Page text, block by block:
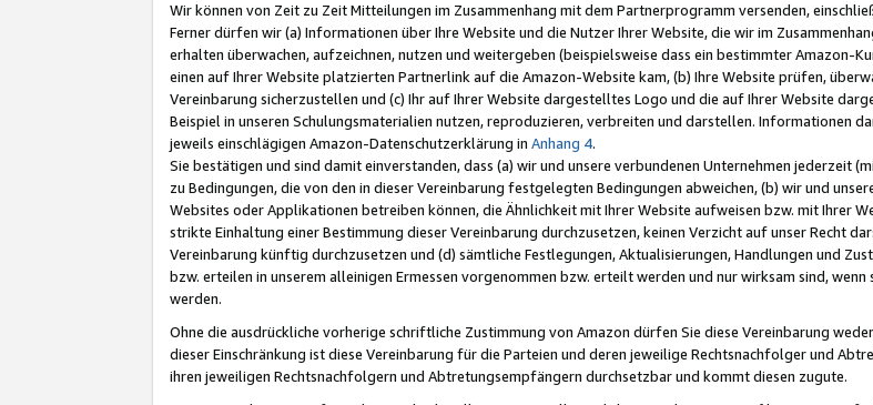
Wir können von Zeit zu Zeit Mitteilungen im Zusammenhang mit dem Partnerprogramm versenden,
Ferner dürfen wir (a) Informationen über Ihre Website und die Nutzer Ihrer Website, die wir im
erhalten überwachen, aufzeichnen, nutzen und weitergeben (beispielsweise dass ein bestimmter Amazon-
einen auf Ihrer Website platzierten Partnerlink auf die Amazon-Website kam, (b) Ihre Website prüfen,
Vereinbarung sicherzustellen und (c) Ihr auf Ihrer Website dargestelltes Logo und die auf Ihrer Website
Beispiel in unseren Schulungsmaterialien nutzen, reproduzieren, verbreiten und darstellen. Informationen
jeweils einschlägigen Amazon-Datenschutzerklärung in Anhang 4.
Sie bestätigen und sind damit einverstanden, dass (a) wir und unsere verbundenen Unternehmen
zu Bedingungen, die von den in dieser Vereinbarung festgelegten Bedingungen abweichen, (b) wir und
Websites oder Applikationen betreiben können, die Ähnlichkeit mit Ihrer Website aufweisen bzw. mit Ihrer
strikte Einhaltung einer Bestimmung dieser Vereinbarung durchzusetzen, keinen Verzicht auf unser Recht
Vereinbarung künftig durchzusetzen und (d) sämtliche Festlegungen, Aktualisierungen, Handlungen und
bzw. erteilen in unserem alleinigen Ermessen vorgenommen bzw. erteilt werden und nur wirksam sind,
werden.
Ohne die ausdrückliche vorherige schriftliche Zustimmung von Amazon dürfen Sie diese Vereinbarung
dieser Einschränkung ist diese Vereinbarung für die Parteien und deren jeweilige Rechtsnachfolger und
ihren jeweiligen Rechtsnachfolgern und Abtretungsempfängern durchsetzbar und kommt diesen zugute.